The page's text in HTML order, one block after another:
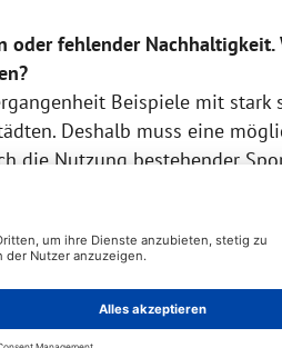
fehlender Nachhaltigkeit.
Beispiele mit stark
Deshalb muss eine
die Nutzung bestehender
Wenn
– dann können die Spiele
dass sie sich in die
solche Entscheidung
lohnt es sich aus